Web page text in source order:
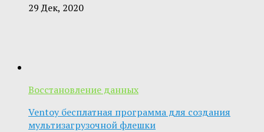
29 Дек, 2020
Восстановление данных
Ventoy бесплатная программа для создания
мультизагрузочной флешки